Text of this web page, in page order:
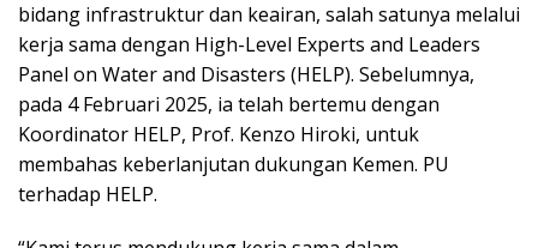
bidang infrastruktur dan keairan, salah satunya melalui
kerja sama dengan High-Level Experts and Leaders
Panel on Water and Disasters (HELP). Sebelumnya,
pada 4 Februari 2025, ia telah bertemu dengan
Koordinator HELP, Prof. Kenzo Hiroki, untuk
membahas keberlanjutan dukungan Kemen. PU
terhadap HELP.